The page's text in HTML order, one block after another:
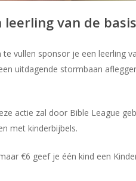
leerling van de
vullen sponsor je een leerling
uitdagende stormbaan
actie zal door Bible League
met kinderbijbels.
€6 geef je één kind een